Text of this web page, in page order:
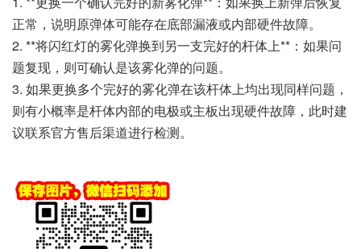
正常，说明原弹体可能存在底部漏液或内部硬件故障。
2. **将闪红灯的雾化弹换到另一支完好的杆体上**：如果问
题复现，则可确认是该雾化弹的问题。
3. 如果更换多个完好的雾化弹在该杆体上均出现同样问题，
则有小概率是杆体内部的电极或主板出现硬件故障，此时建
议联系官方售后渠道进行检测。